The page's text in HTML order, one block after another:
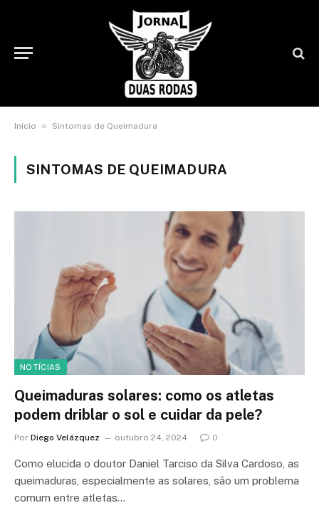
Início » Sintomas de Queimadura
SINTOMAS DE QUEIMADURA
NOTÍCIAS
Queimaduras solares: como os atletas
podem driblar o sol e cuidar da pele?
Por Diego Velázquez outubro 24, 2024 0
Como elucida o doutor Daniel Tarciso da Silva Cardoso, as
queimaduras, especialmente as solares, são um problema
comum entre atletas…